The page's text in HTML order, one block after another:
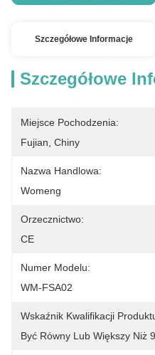
Szczegółowe Informacje
Szczegółowe
Miejsce Pochodzenia:
Fujian, Chiny
Nazwa Handlowa:
Womeng
Orzecznictwo:
CE
Numer Modelu:
WM-FSA02
Wskaźnik Kwalifikacji
Być Równy Lub Większy Niż